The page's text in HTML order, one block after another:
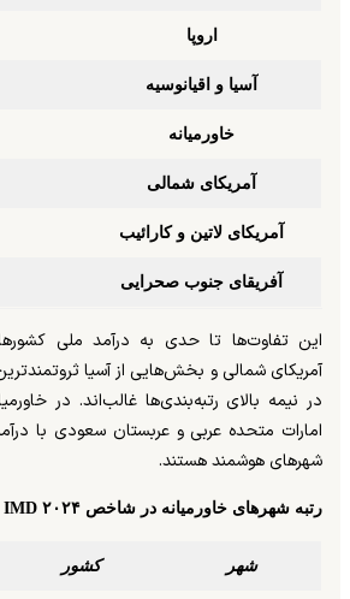
اروپا
آسیا و اقیانوسیه
خاورمیانه
آمریکای شمالی
آمریکای لاتین و کارائیب
آفریقای جنوب صحرایی
این تفاوت‌ها تا حدی به درآمد ملی
آمریکای شمالی و بخش‌هایی از آسیا
در نیمه بالای رتبه‌بندی‌ها غالب‌اند. در
امارات متحده عربی و عربستان سعودی با
شهرهای هوشمند هستند.
رتبه شهرهای خاورمیانه در شاخص ۲۰۲۴
شهر کشور